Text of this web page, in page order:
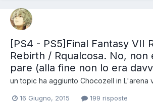
[PS4 - PS5]Final Fantasy VII
Rebirth / Rqualcosa. No, non
pare (alla fine non lo era
un topic ha aggiunto Chocozell in L'arena
16 Giugno, 2015 199 risposte